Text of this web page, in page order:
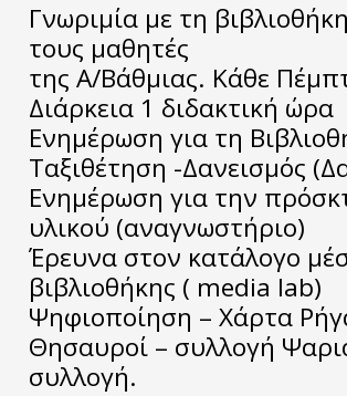
Γνωριμία με τη
τους μαθητές
της Α/Βάθμιας. Κάθε
Διάρκεια 1 διδακτική ώρα
Ενημέρωση για τη
Ταξιθέτηση -Δανεισμός
Ενημέρωση για την
υλικού (αναγνωστήριο)
Έρευνα στον κατάλογο
βιβλιοθήκης ( media lab)
Ψηφιοποίηση – Χάρτα
Θησαυροί – συλλογή
συλλογή.